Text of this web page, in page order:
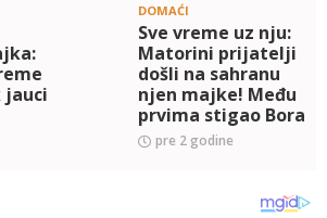
jauci
DOMAĆI
Sve vreme uz nju:
Matorini prijatelji
došli na sahranu
njen majke! Među
prvima stigao Bora
Santana, a nakon
njega se pojavili i
pre 2 godine